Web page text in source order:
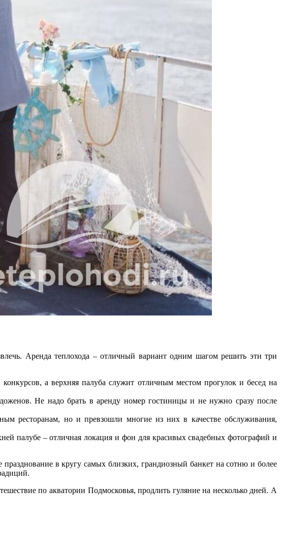
Аренда теплохода – отличный вариант одним шагом решить эти три
а верхняя палуба служит отличным местом прогулок и бесед на
Не надо брать в аренду номер гостиницы и не нужно сразу после
ресторанам, но и превзошли многие из них в качестве обслуживания,
палубе – отличная локация и фон для красивых свадебных фотографий и
в кругу самых близких, грандиозный банкет на сотню и более
по акватории Подмосковья, продлить гуляние на несколько дней. А